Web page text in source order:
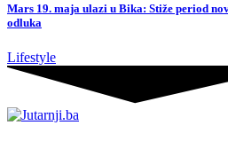
Mars 19. maja ulazi u Bika: Stiže period
odluka
Lifestyle